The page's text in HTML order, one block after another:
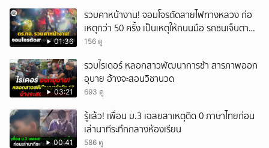
01:36
รวบคาหน้างาน! จอมโจรตัดสายไฟทางหลวง ก่อ
เหตุกว่า 50 ครั้ง เป็นเหตุให้ถนนมือ รถชนเจ็บตาย
หลายสิบราย เสียหายราว 10 ล้าน
156 ดู
03:21
รวบไรเดอร์ หลอกสาวพัฒนาการช้า สารภาพออก
อุบาย อ้างจะสอนวิชานวด
693 ดู
00:41
รู้แล้ว! เพื่อน ม.3 เฉลยสาเหตุติด 0 ภาษาไทยก่อน
เล่านาทีระทึกกลางห้องเรียน
586 ดู